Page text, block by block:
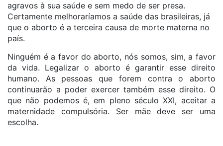
agravos à sua saúde e sem medo de ser presa.
Certamente melhoraríamos a saúde das brasileiras, já
que o aborto é a terceira causa de morte materna no
país.
Ninguém é a favor do aborto, nós somos, sim, a favor
da vida. Legalizar o aborto é garantir esse direito
humano. As pessoas que forem contra o aborto
continuarão a poder exercer também esse direito. O
que não podemos é, em pleno século XXI, aceitar a
maternidade compulsória. Ser mãe deve ser uma
escolha.